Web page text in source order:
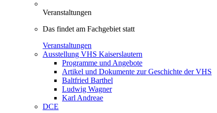
Veranstaltungen
Das findet am Fachgebiet statt
Veranstaltungen
Ausstellung VHS Kaiserslautern
Programme und Angebote
Artikel und Dokumente zur Geschichte der VHS
Baltfried Barthel
Ludwig Wagner
Karl Andreae
DCE